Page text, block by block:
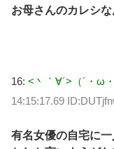
お母さんのカレシな
16: <丶｀∀´>（´・ω
14:15:17.69
有名女優の自宅に